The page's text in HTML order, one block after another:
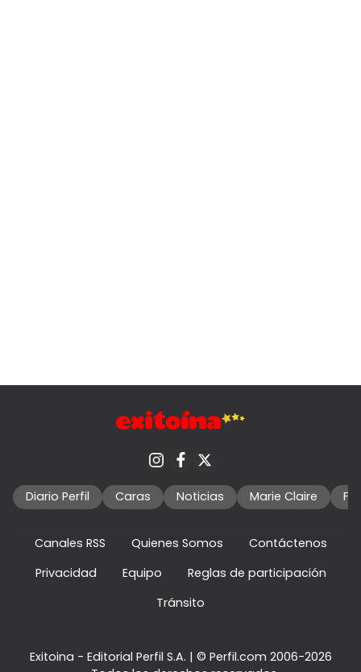
Diario Perfil Caras Noticias Marie Claire
Canales RSS Quienes Somos
Contáctenos
Privacidad
Equipo
Reglas de participación
Tránsito
Exitoina - Editorial Perfil S.A. | © Perfil.com 2006-2026